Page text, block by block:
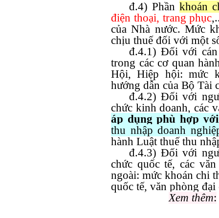
đ.4) Phần khoán
điện thoại, trang phục
của Nhà nước. Mức
chịu thuế đối với một
đ.4.1) Đối với cán
trong các cơ quan
Hội, Hiệp hội: mức
hướng dẫn của Bộ Tài
đ.4.2) Đối với
chức kinh doanh, các
áp dụng phù hợp với
thu nhập doanh
hành Luật thuế thu
đ.4.3) Đối với
chức quốc tế, các
ngoài: mức khoán chi
quốc tế, văn phòng
Xem thêm: